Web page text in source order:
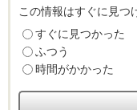
この情報はすぐに見つ
すぐに見つかった
ふつう
時間がかかった